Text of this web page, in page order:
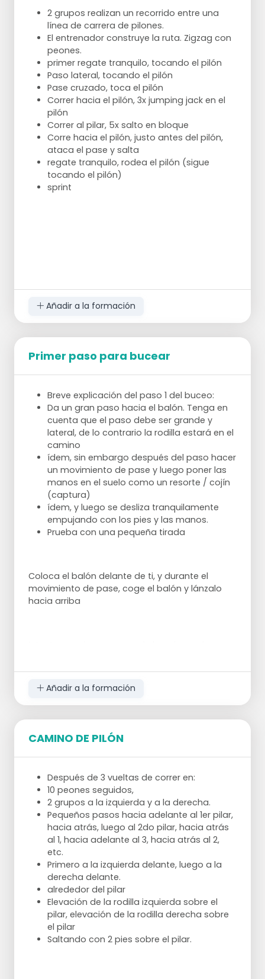
2 grupos realizan un recorrido entre una
línea de carrera de pilones.
El entrenador construye la ruta. Zigzag con
peones.
primer regate tranquilo, tocando el pilón
Paso lateral, tocando el pilón
Pase cruzado, toca el pilón
Correr hacia el pilón, 3x jumping jack en el
pilón
Correr al pilar, 5x salto en bloque
Corre hacia el pilón, justo antes del pilón,
ataca el pase y salta
regate tranquilo, rodea el pilón (sigue
tocando el pilón)
sprint
Añadir a la formación
Primer paso para bucear
Breve explicación del paso 1 del buceo:
Da un gran paso hacia el balón. Tenga en
cuenta que el paso debe ser grande y
lateral, de lo contrario la rodilla estará en el
camino
ídem, sin embargo después del paso hacer
un movimiento de pase y luego poner las
manos en el suelo como un resorte / cojín
(captura)
ídem, y luego se desliza tranquilamente
empujando con los pies y las manos.
Prueba con una pequeña tirada
Coloca el balón delante de ti, y durante el
movimiento de pase, coge el balón y lánzalo
hacia arriba
través.
Añadir a la formación
CAMINO DE PILÓN
Después de 3 vueltas de correr en:
10 peones seguidos,
2 grupos a la izquierda y a la derecha.
Pequeños pasos hacia adelante al 1er pilar,
hacia atrás, luego al 2do pilar, hacia atrás
al 1, hacia adelante al 3, hacia atrás al 2,
etc.
Primero a la izquierda delante, luego a la
derecha delante.
alrededor del pilar
Elevación de la rodilla izquierda sobre el
pilar, elevación de la rodilla derecha sobre
el pilar
Saltando con 2 pies sobre el pilar.